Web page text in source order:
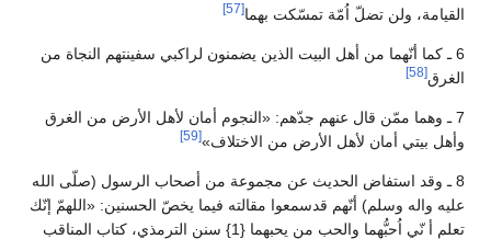
القيامة، ولن تضلّ اُمّة تمسّكت بهما[57]
6 ـ كما أنّهما من أهل البيت الذين يضمنون لراكبي سفينتهم النجاة من
الغرق[58]
7 ـ وهما ممّن قال عنهم جدّهم: «النجوم أمان لأهل الأرض من الغرق
وأهل بيتي أمان لأهل الأرض من الاختلاف»[59]
8 ـ وقد استفاض الحديث عن مجموعة من أصحاب الرسول (صلّى الله
عليه واله وسلم) أنّهم قدسمعوا مقالته فيما يخصّ الحسنين: «اللهمّ إنّك
تعلم أ نّي اُحبُّهما والحب من يحبهما {1} سنن الترمذي، كتاب المناقب